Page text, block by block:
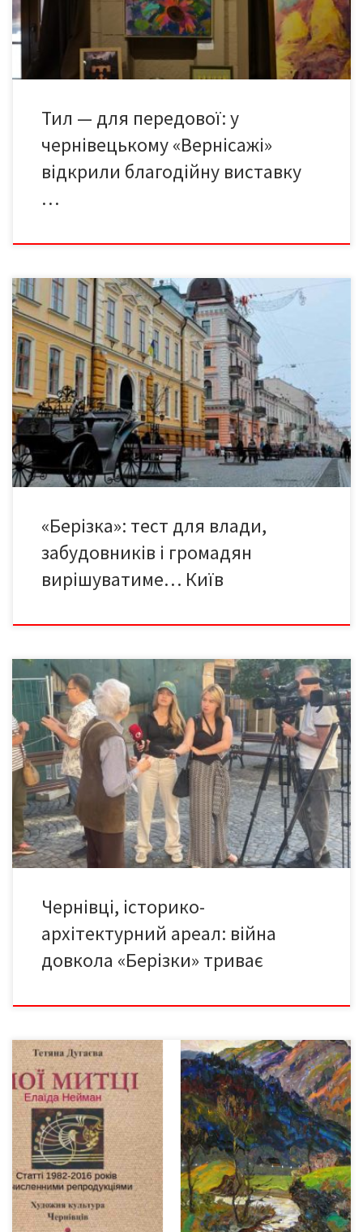
підтримка воїна-колеги Ігоря Талалая, який саме цього дня
відзначив свій 58-й […]
Тил — для передової: у
чернівецькому «Вернісажі»
відкрили благодійну виставку
…
або Колективне звернення до Президента 4.Чи вбереже
любов чернівчан до Чернівців унікальність міста?.. Як і
обіцяли, продовжуємо пролонгований репортаж Медіа-Версій
про конфлікт навколо будівництва на місці колишнього
гастроному «Берізка». Нагадаємо, чому виник конфлікт.
«Берізка» – в буферній зоні ЮНЕСКО, забудовник – без
дозволів, а містяни – без відповідей. Саме ця […]
«Берізка»: тест для влади,
забудовників і громадян
вирішуватиме… Київ
Місцеві канали телебчення записують інтерв’ю з однією із
мешканок, яка проти цього будівництва 3. Чи вбереже любов
чернівчан до Чернівців унікальність міста?.. Нагадаємо фабулу
конфлікту: «Берізка» – у буферній зоні ЮНЕСКО; громадськість
заявляє про відсутність дозволів у забудовника; у Єдиній
державній електронній системі у сфері будівництва (ЄДЕССБ)
дозвільних документів на […]
Чернівці, історико-
архітектурний ареал: війна
довкола «Берізки» триває
Нинішнього літа Елаїді Данилівні Нейман (24 червня 1926 – 26
липня 2003), відомій українській художниці виповнилося б 100
років від дня народження. Цій ювілейній даті
мистецтвознавиця Тетяна Дугаєва присвячує скорочену
електронну версію публікацій 1982–2016 років про творчість
мисткині. Численні репродукції творів художниці, чиї твори
зберігаються у багатьох музеях світу та […]